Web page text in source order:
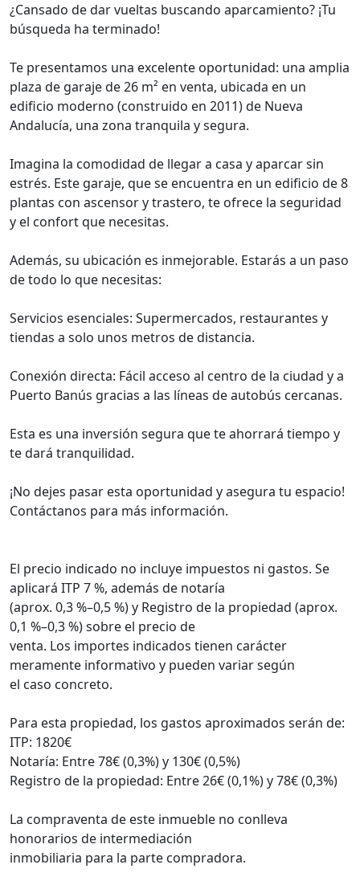
¿Cansado de dar vueltas buscando aparcamiento? ¡Tu
búsqueda ha terminado!
Te presentamos una excelente oportunidad: una amplia
plaza de garaje de 26 m² en venta, ubicada en un
edificio moderno (construido en 2011) de Nueva
Andalucía, una zona tranquila y segura.
Imagina la comodidad de llegar a casa y aparcar sin
estrés. Este garaje, que se encuentra en un edificio de 8
plantas con ascensor y trastero, te ofrece la seguridad
y el confort que necesitas.
Además, su ubicación es inmejorable. Estarás a un paso
de todo lo que necesitas:
Servicios esenciales: Supermercados, restaurantes y
tiendas a solo unos metros de distancia.
Conexión directa: Fácil acceso al centro de la ciudad y a
Puerto Banús gracias a las líneas de autobús cercanas.
Esta es una inversión segura que te ahorrará tiempo y
te dará tranquilidad.
¡No dejes pasar esta oportunidad y asegura tu espacio!
Contáctanos para más información.
El precio indicado no incluye impuestos ni gastos. Se
aplicará ITP 7 %, además de notaría
(aprox. 0,3 %–0,5 %) y Registro de la propiedad (aprox.
0,1 %–0,3 %) sobre el precio de
venta. Los importes indicados tienen carácter
meramente informativo y pueden variar según
el caso concreto.
Para esta propiedad, los gastos aproximados serán de:
ITP: 1820€
Notaría: Entre 78€ (0,3%) y 130€ (0,5%)
Registro de la propiedad: Entre 26€ (0,1%) y 78€ (0,3%)
La compraventa de este inmueble no conlleva
honorarios de intermediación
inmobiliaria para la parte compradora.